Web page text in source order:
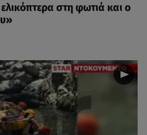
στη φωτιά και ο